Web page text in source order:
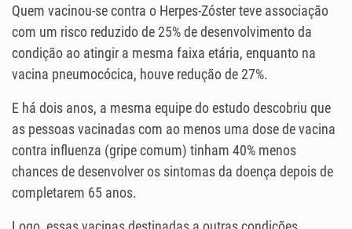
Quem vacinou-se contra o Herpes-Zóster teve associação
com um risco reduzido de 25% de desenvolvimento da
condição ao atingir a mesma faixa etária, enquanto na
vacina pneumocócica, houve redução de 27%.
E há dois anos, a mesma equipe do estudo descobriu que
as pessoas vacinadas com ao menos uma dose de vacina
contra influenza (gripe comum) tinham 40% menos
chances de desenvolver os sintomas da doença depois de
completarem 65 anos.